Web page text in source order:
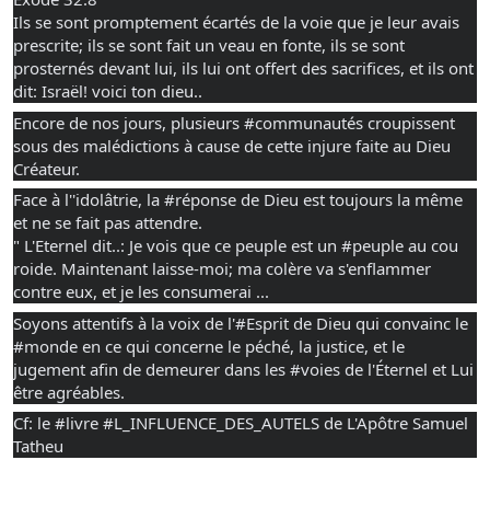
Ils se sont promptement écartés de la voie que je leur avais
prescrite; ils se sont fait un veau en fonte, ils se sont
prosternés devant lui, ils lui ont offert des sacrifices, et ils ont
dit: Israël! voici ton dieu..
Encore de nos jours, plusieurs #communautés croupissent
sous des malédictions à cause de cette injure faite au Dieu
Créateur.
Face à l''idolâtrie, la #réponse de Dieu est toujours la même
et ne se fait pas attendre.
" L'Eternel dit..: Je vois que ce peuple est un #peuple au cou
roide. Maintenant laisse-moi; ma colère va s'enflammer
contre eux, et je les consumerai ...
Soyons attentifs à la voix de l'#Esprit
#monde en ce qui concerne le péché, la justice, et le
jugement afin de demeurer dans les #voies de l'Éternel et Lui
être agréables.
Cf: le #livre #L_INFLUENCE_DES_AUTELS de L'Apôtre Samuel
Tatheu